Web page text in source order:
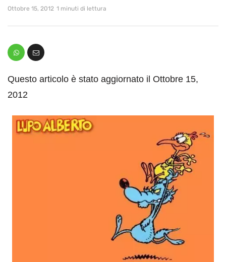
Ottobre 15, 2012 1 minuti di lettura
Questo articolo è stato aggiornato il Ottobre 15,
2012